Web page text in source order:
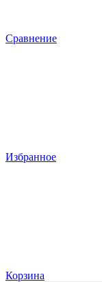
Сравнение
Избранное
Корзина